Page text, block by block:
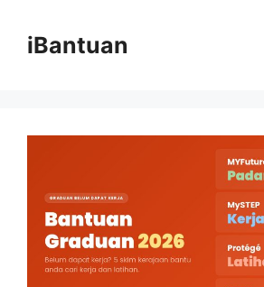
contentiBantuan